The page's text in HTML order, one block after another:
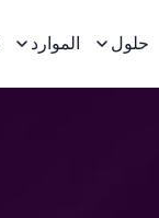
حلول الموارد